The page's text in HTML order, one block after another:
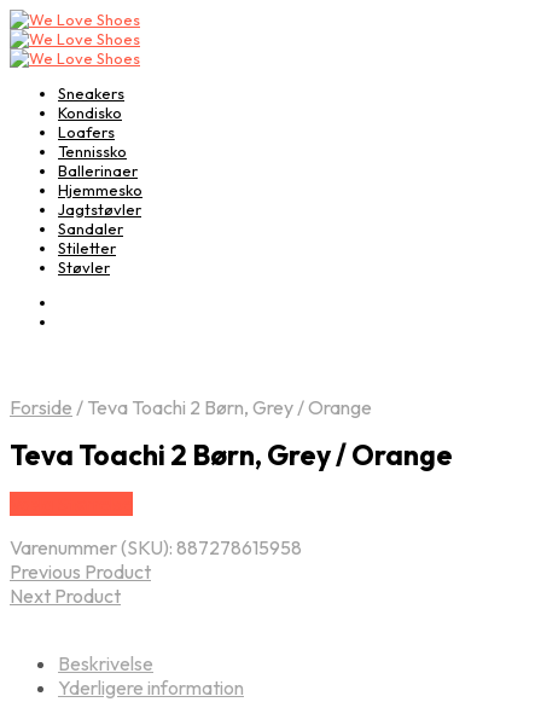
Sneakers
Kondisko
Loafers
Tennissko
Ballerinaer
Hjemmesko
Jagtstøvler
Sandaler
Stiletter
Støvler
Forside / Teva Toachi 2 Børn, Grey / Orange
Teva Toachi 2 Børn, Grey / Orange
Varenummer (SKU): 887278615958
Previous Product
Next Product
Beskrivelse
Yderligere information